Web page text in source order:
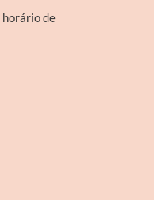
horário de